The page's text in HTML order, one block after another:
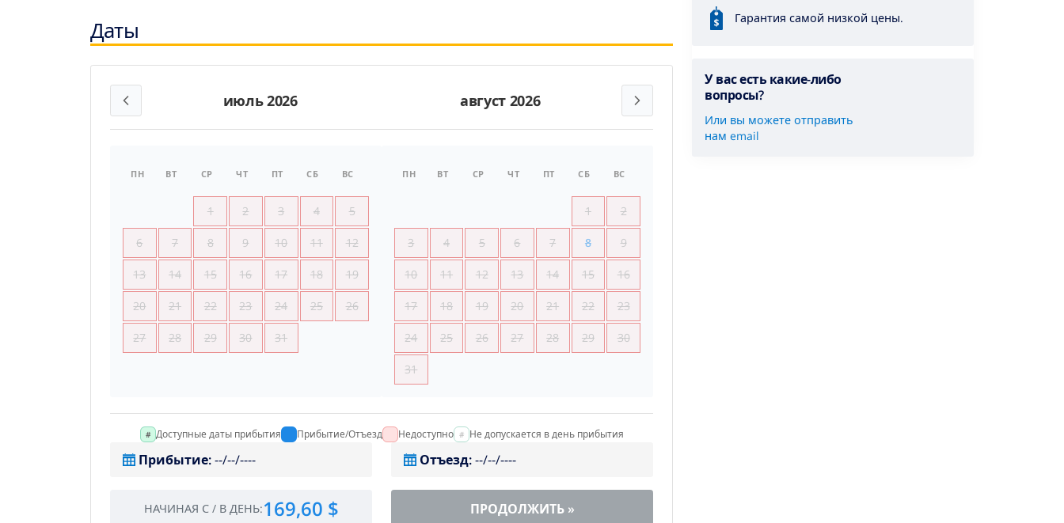
Даты
июль 2026 август 2026
ПН ВТ СР ЧТ ПТ СБ ВС
1 2 3 4 5
6 7 8 9 10 11 12
13 14 15 16 17 18 19
20 21 22 23 24 25 26
27 28 29 30 31
ПН ВТ СР ЧТ ПТ СБ ВС
1 2
3 4 5 6 7 8 9
10 11 12 13 14 15 16
17 18 19 20 21 22 23
24 25 26 27 28 29 30
31
Доступные даты прибытия Прибытие/Отъезд Недоступно Не допускается в день прибытия
Прибытие:--/--/---- Отъезд:--/--/----
НАЧИНАЯ С/ В ДЕНЬ:169,60 $ ПРОДОЛЖИТЬ»
Гарантия самой низкой цены.
У вас есть какие-либо
вопросы?
Или вы можете отправить
нам email